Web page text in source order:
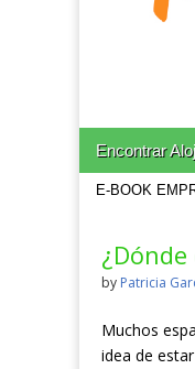
Main menu
Skip to content
Encontrar
E-BOOK
by Patricia
Muchos
idea de